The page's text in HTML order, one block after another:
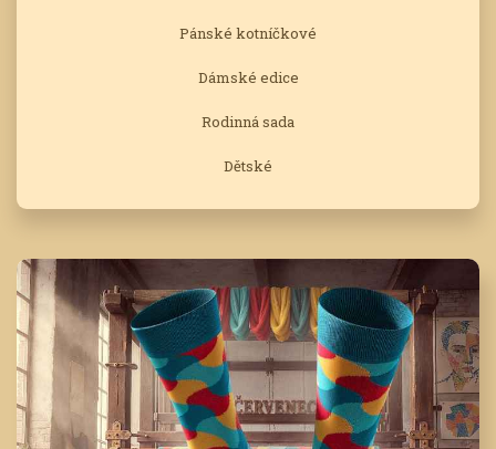
Pánské kotníčkové
Dámské edice
Rodinná sada
Dětské